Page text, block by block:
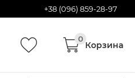
+38 (096) 859-28-97